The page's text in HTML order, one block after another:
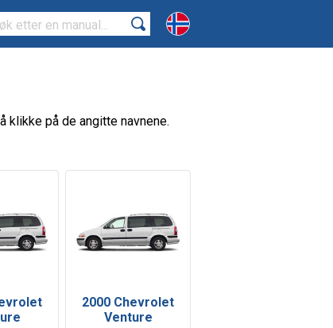
klikke på de angitte navnene.
2000 Chevrolet
Venture